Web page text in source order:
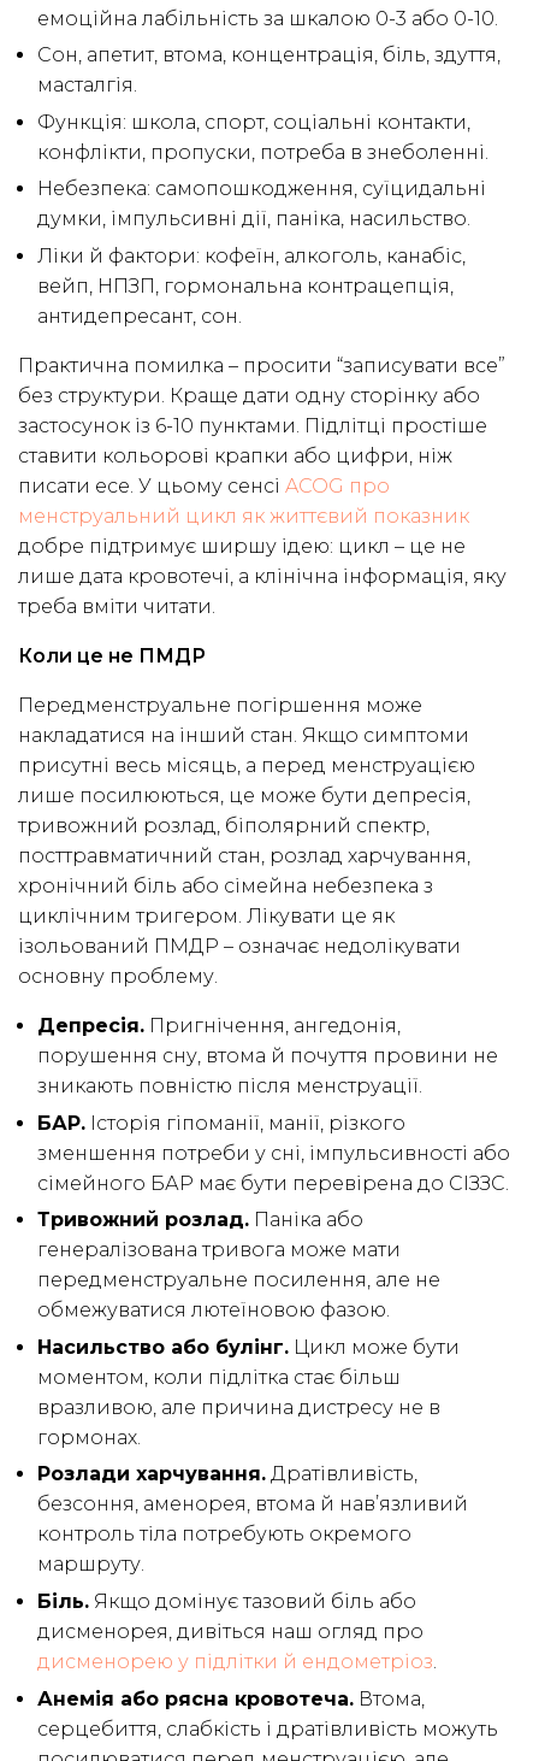
емоційна лабільність за шкалою 0-3 або 0-10.
Сон, апетит, втома, концентрація, біль, здуття,
масталгія.
Функція: школа, спорт, соціальні контакти,
конфлікти, пропуски, потреба в знеболенні.
Небезпека: самопошкодження, суїцидальні
думки, імпульсивні дії, паніка, насильство.
Ліки й фактори: кофеїн, алкоголь, канабіс,
вейп, НПЗП, гормональна контрацепція,
антидепресант, сон.
Практична помилка – просити “записувати все”
без структури. Краще дати одну сторінку або
застосунок із 6-10 пунктами. Підлітці простіше
ставити кольорові крапки або цифри, ніж
писати есе. У цьому сенсі ACOG про
менструальний цикл як життєвий показник
добре підтримує ширшу ідею: цикл – це не
лише дата кровотечі, а клінічна інформація, яку
треба вміти читати.
Коли це не ПМДР
Передменструальне погіршення може
накладатися на інший стан. Якщо симптоми
присутні весь місяць, а перед менструацією
лише посилюються, це може бути депресія,
тривожний розлад, біполярний спектр,
посттравматичний стан, розлад харчування,
хронічний біль або сімейна небезпека з
циклічним тригером. Лікувати це як
ізольований ПМДР – означає недолікувати
основну проблему.
Депресія. Пригнічення, ангедонія,
порушення сну, втома й почуття провини не
зникають повністю після менструації.
БАР. Історія гіпоманії, манії, різкого
зменшення потреби у сні, імпульсивності або
сімейного БАР має бути перевірена до СІЗЗС.
Тривожний розлад. Паніка або
генералізована тривога може мати
передменструальне посилення, але не
обмежуватися лютеїновою фазою.
Насильство або булінг. Цикл може бути
моментом, коли підлітка стає більш
вразливою, але причина дистресу не в
гормонах.
Розлади харчування. Дратівливість,
безсоння, аменорея, втома й нав’язливий
контроль тіла потребують окремого
маршруту.
Біль. Якщо домінує тазовий біль або
дисменорея, дивіться наш огляд про
дисменорею у підлітки й ендометріоз.
Анемія або рясна кровотеча. Втома,
серцебиття, слабкість і дратівливість можуть